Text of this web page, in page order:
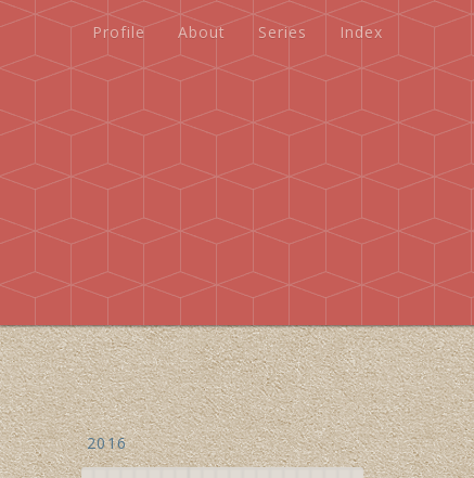
Profile About Series Index
2016
Profile About Series Index